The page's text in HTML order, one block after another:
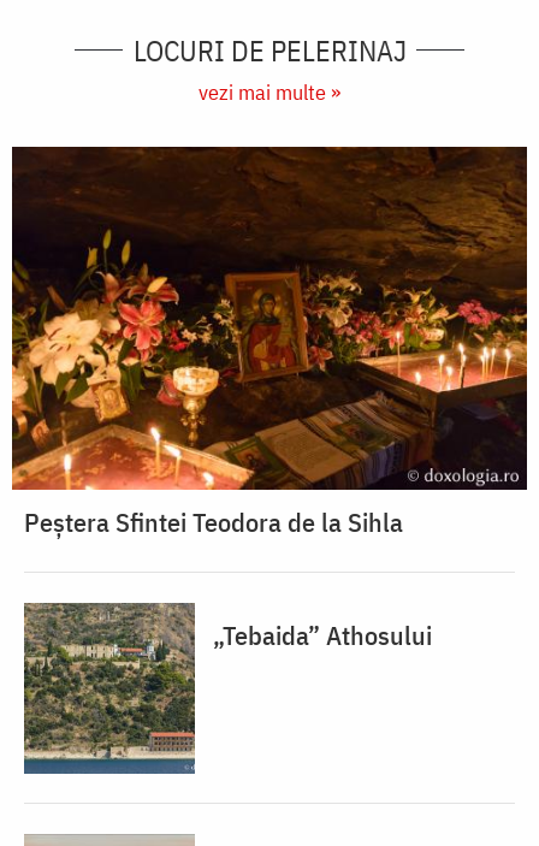
LOCURI DE PELERINAJ
vezi mai multe »
Peștera Sfintei Teodora de la Sihla
„Tebaida” Athosului